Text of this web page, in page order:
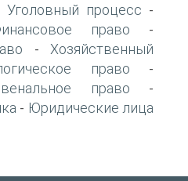
Уголовный процесс -
право -
- Хозяйственный
право -
право -
- Юридические лица